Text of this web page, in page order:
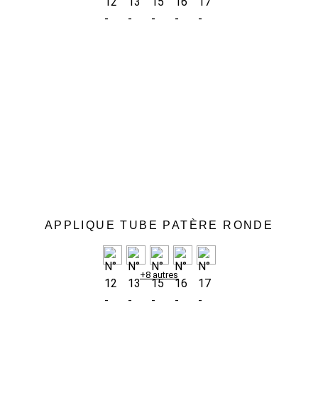
APPLIQUE TUBE PATÈRE RONDE
+8 autres